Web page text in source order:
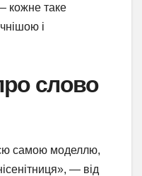
кожне таке
і
слово
самою моделлю,
— від